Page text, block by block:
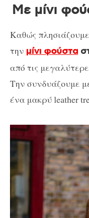
Με μίνι
Καθώς
την μίνι φούστα
από τις
Την συνδυάζουμε
ένα μακρύ leather